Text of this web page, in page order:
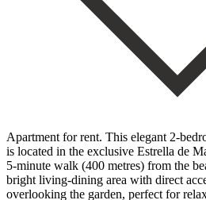
Apartment for rent. This elegant 2-
is located in the exclusive Estrella de
5-minute walk (400 metres) from the
bright living-dining area with direct
overlooking the garden, perfect for